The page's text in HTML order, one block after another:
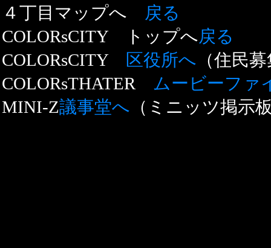
４丁目マップへ 戻る
COLORsCITY トップへ戻る
COLORsCITY
区役所へ （住民
COLORsTHATER ムービーファ
MINI-Z議事堂へ （ミニッツ掲示